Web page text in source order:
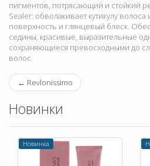
пигментов, потрясающий и стойкий
Sealer: обволакивает кутикулу волоса
поверхность и глянцевый блеск.
седины, красивые, выразительные
сохраняющиеся превосходными до
волос.
← Revlonissimo
Новинки
Новинка